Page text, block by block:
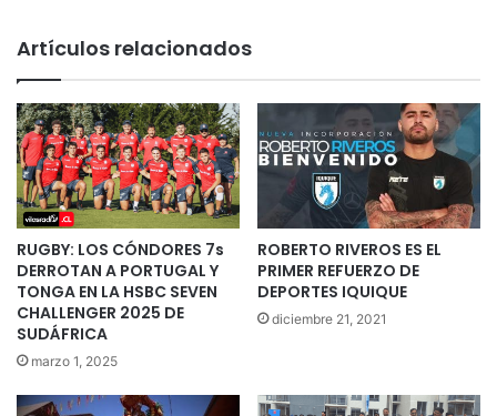
Artículos relacionados
RUGBY: LOS CÓNDORES 7s
DERROTAN A PORTUGAL Y
TONGA EN LA HSBC SEVEN
CHALLENGER 2025 DE
SUDÁFRICA
marzo 1, 2025
ROBERTO RIVEROS ES EL
PRIMER REFUERZO DE
DEPORTES IQUIQUE
diciembre 21, 2021